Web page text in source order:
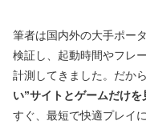
筆者は国内外の大手ポー
検証し、起動時間やフレ
計測してきました。だから
い”サイトとゲームだけ
すぐ、最短で快適プレイ